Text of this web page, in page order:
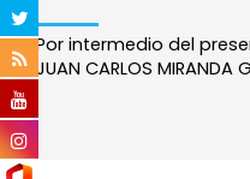
Por intermedio del
JUAN CARLOS MIRANDA